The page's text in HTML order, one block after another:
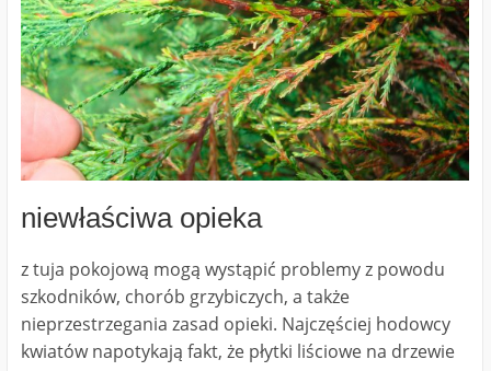
niewłaściwa opieka
z tuja pokojową mogą wystąpić problemy z powodu
szkodników, chorób grzybiczych, a także
nieprzestrzegania zasad opieki. Najczęściej hodowcy
kwiatów napotykają fakt, że płytki liściowe na drzewie